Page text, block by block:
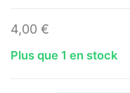
4,00 €
Plus que 1 en stock